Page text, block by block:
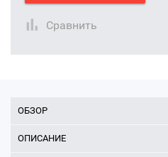
Сравнить
ОБЗОР
ОПИСАНИЕ